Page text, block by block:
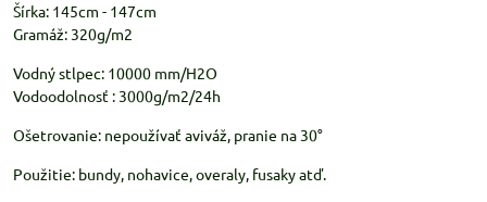
Šírka: 145cm - 147cm
Gramáž: 320g/m2
Vodný stlpec: 10000 mm/H2O
Vodoodolnosť : 3000g/m2/24h
Ošetrovanie: nepoužívať aviváž, pranie na 30°
Použitie: bundy, nohavice, overaly, fusaky atď.